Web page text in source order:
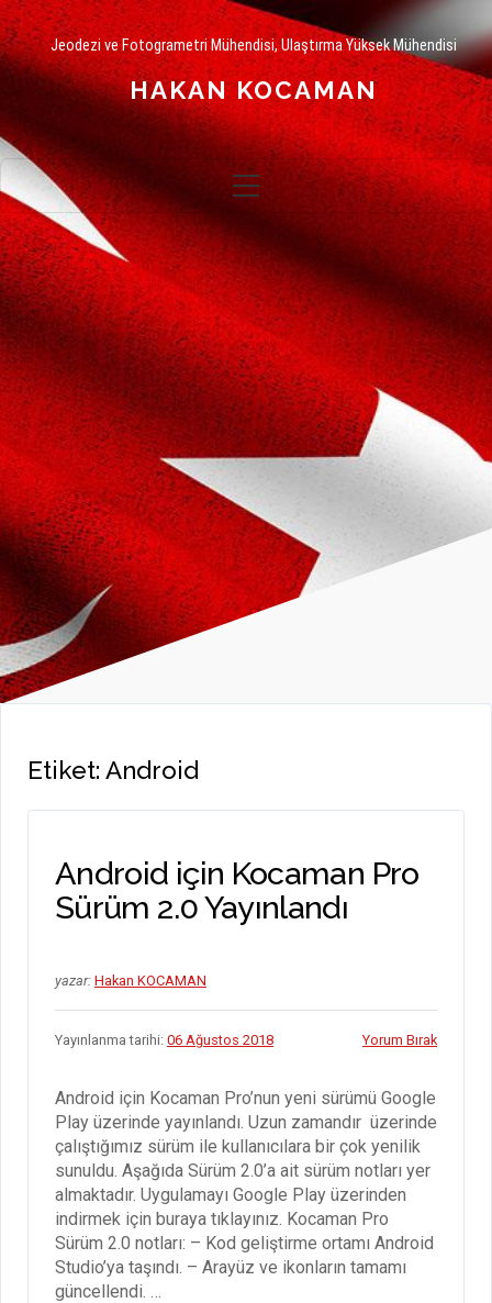
Jeodezi ve Fotogrametri Mühendisi, Ulaştırma Yüksek Mühendisi
HAKAN KOCAMAN
Etiket: Android
Android için Kocaman Pro
Sürüm 2.0 Yayınlandı
yazar: Hakan KOCAMAN
Yayınlanma tarihi: 06 Ağustos 2018 Yorum Bırak
Android için Kocaman Pro’nun yeni sürümü Google
Play üzerinde yayınlandı. Uzun zamandır üzerinde
çalıştığımız sürüm ile kullanıcılara bir çok yenilik
sunuldu. Aşağıda Sürüm 2.0’a ait sürüm notları yer
almaktadır. Uygulamayı Google Play üzerinden
indirmek için buraya tıklayınız. Kocaman Pro
Sürüm 2.0 notları: – Kod geliştirme ortamı Android
Studio’ya taşındı. – Arayüz ve ikonların tamamı
güncellendi. …